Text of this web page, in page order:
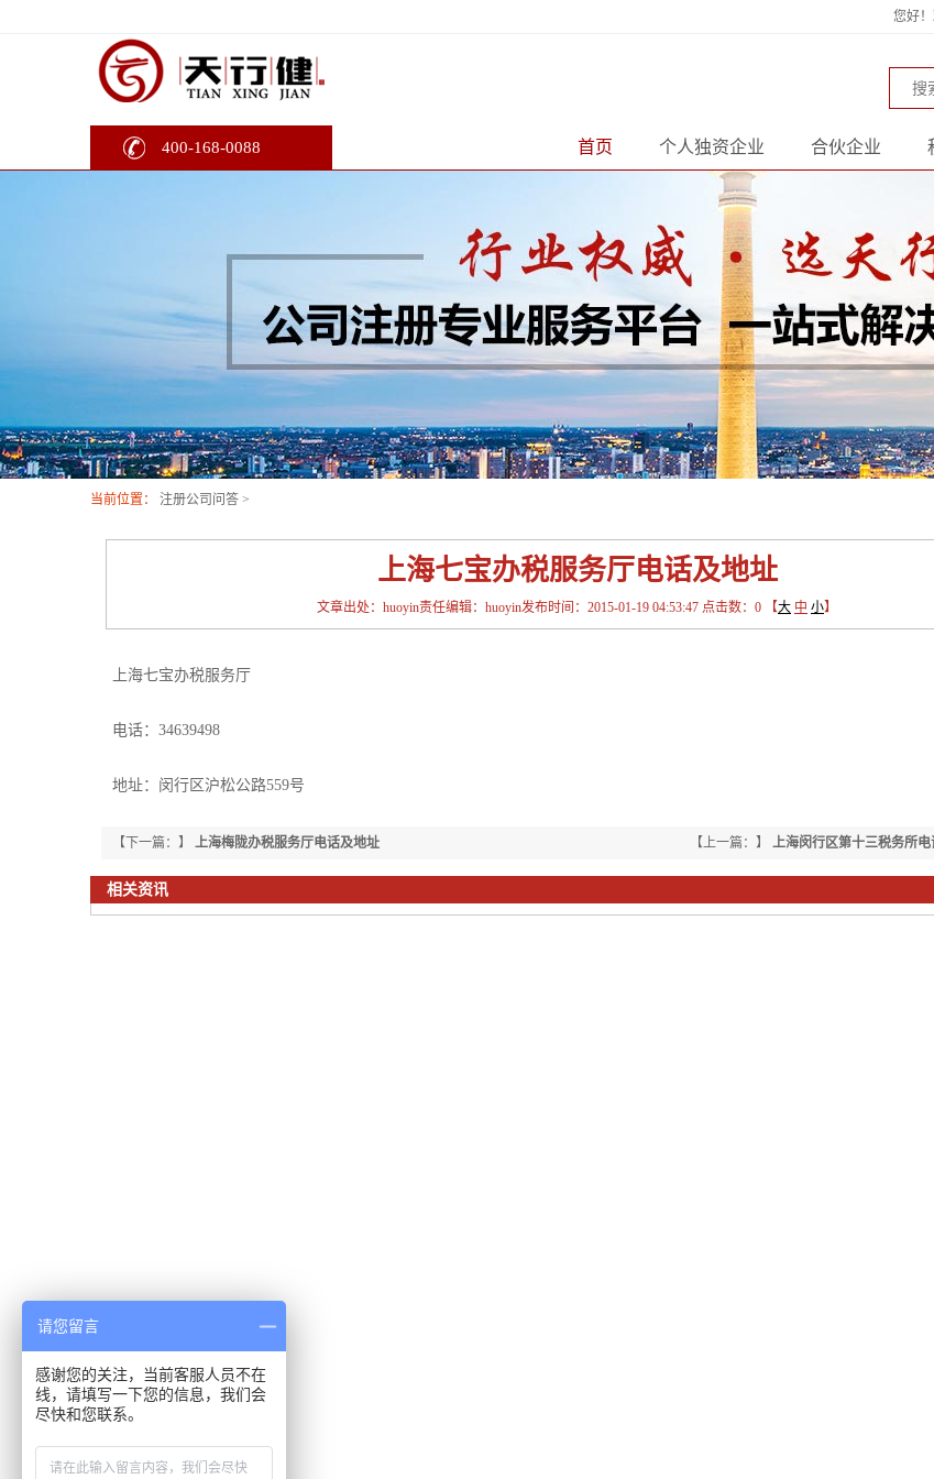
您好
400-168-0088 合伙企业
个人独资企业
首页
当前位置： 注册公司问答 >
上海七宝办税服务厅电话及地址
文章出处：huoyin责任编辑：huoyin发布时间：2015-01-19 04:53:47 点击数： 0 【大 中 小】
上海七宝办税服务厅
电话：34639498
地址：闵行区沪松公路559号
【上一篇：】 上海闵行区第十三税务所电
【下一篇：】 上海梅陇办税服务厅电话及地址
相关资讯
请您留言
感谢您的关注，当前客服人员不在
线，请填写一下您的信息，我们会
尽快和您联系。